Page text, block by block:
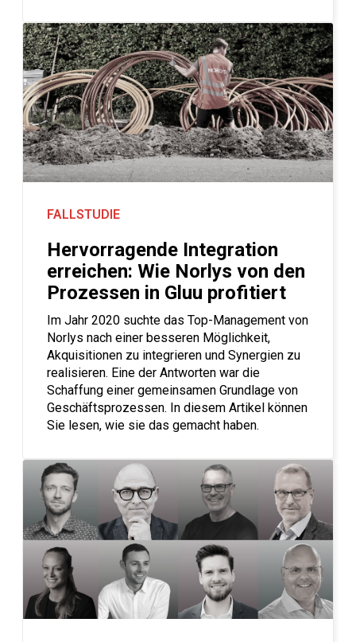
FALLSTUDIE
Hervorragende Integration
erreichen: Wie Norlys von den
Prozessen in Gluu profitiert
Im Jahr 2020 suchte das Top-Management von
Norlys nach einer besseren Möglichkeit,
Akquisitionen zu integrieren und Synergien zu
realisieren. Eine der Antworten war die
Schaffung einer gemeinsamen Grundlage von
Geschäftsprozessen. In diesem Artikel können
Sie lesen, wie sie das gemacht haben.